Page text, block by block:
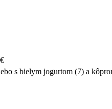
s bielym jogurtom (7) a